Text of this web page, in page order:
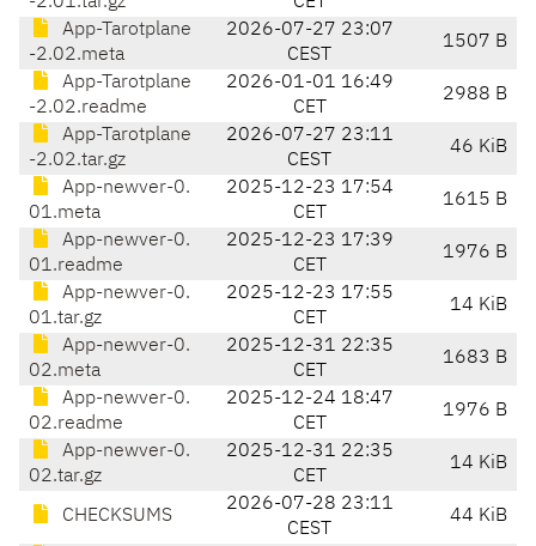
App-Tarotplane
-2.02.meta
2026-07-27 23:07
CEST
1507 B
App-Tarotplane
-2.02.readme
2026-01-01 16:49
CET
2988 B
App-Tarotplane
-2.02.tar.gz
2026-07-27 23:11
CEST
46 KiB
App-newver-0.
01.meta
2025-12-23 17:54
CET
1615 B
App-newver-0.
01.readme
2025-12-23 17:39
CET
1976 B
App-newver-0.
01.tar.gz
2025-12-23 17:55
CET
14 KiB
App-newver-0.
02.meta
2025-12-31 22:35
CET
1683 B
App-newver-0.
02.readme
2025-12-24 18:47
CET
1976 B
App-newver-0.
02.tar.gz
2025-12-31 22:35
CET
14 KiB
CHECKSUMS
2026-07-28 23:11
CEST
44 KiB